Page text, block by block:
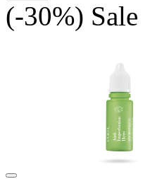
(-30%) Sale